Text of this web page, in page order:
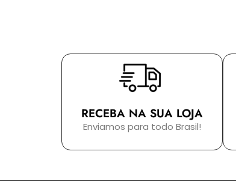
RECEBA NA SUA LOJA
Enviamos para todo Brasil!